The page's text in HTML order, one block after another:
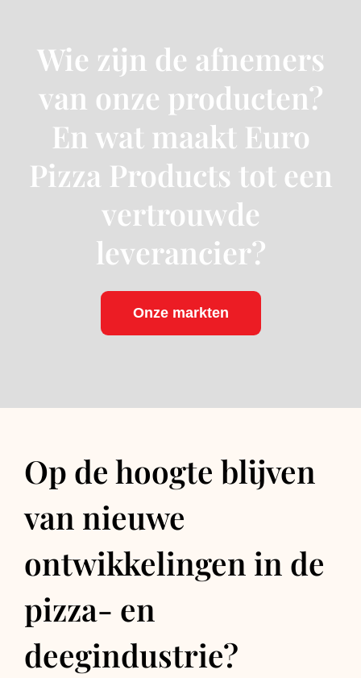
Wie zijn de afnemers
van onze producten?
En wat maakt Euro
Pizza Products tot een
vertrouwde
leverancier?
Onze markten
Op de hoogte blijven
van nieuwe
ontwikkelingen in de
pizza- en
deegindustrie?